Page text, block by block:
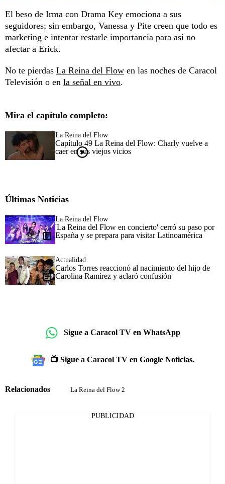
El beso de Irma con Drama Key emociona a sus
seguidores; sin embargo, Vanessa y Pite creen que todo es
marketing e intentar restarle importancia para así no
afectar a Erick.
No te pierdas La Reina del Flow en las noches de Caracol
Televisión o en la señal en vivo.
Mira el capítulo completo:
La Reina del Flow
Capítulo 49 La Reina del Flow: Charly vuelve a
caer en sus viejos vicios
Últimas Noticias
La Reina del Flow
'La Reina del Flow en concierto' cerró su paso por
España y se prepara para visitar Latinoamérica
Actualidad
Carlos Torres reaccionó al nacimiento del hijo de
Carolina Ramírez y aclaró confusión
Sigue a Caracol TV en WhatsApp
📺 Sigue a Caracol TV en Google Noticias.
Relacionados La Reina del Flow 2
PUBLICIDAD